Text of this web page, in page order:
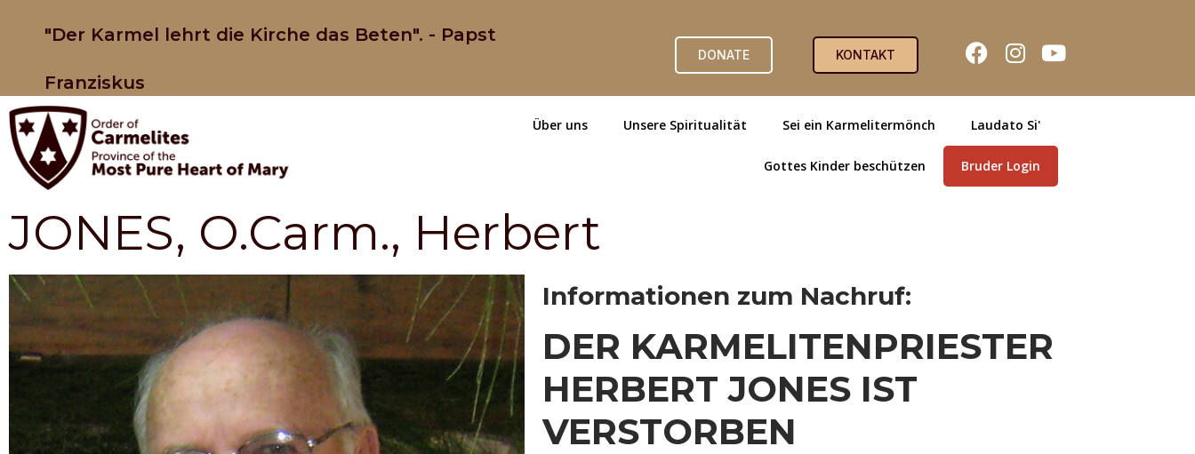
"Der Karmel lehrt die Kirche das Beten". - Papst
Franziskus
DONATE KONTAKT
Über uns Unsere Spiritualität Sei ein Karmelitermönch Laudato Si'
Gottes Kinder beschützen Bruder Login
JONES, O.Carm., Herbert
Informationen zum Nachruf:
DER KARMELITENPRIESTER
HERBERT JONES IST
VERSTORBEN